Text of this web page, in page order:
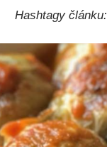
Hashtagy článku: